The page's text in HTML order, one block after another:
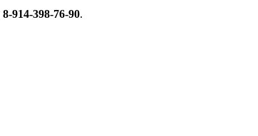
8-914-398-76-90.